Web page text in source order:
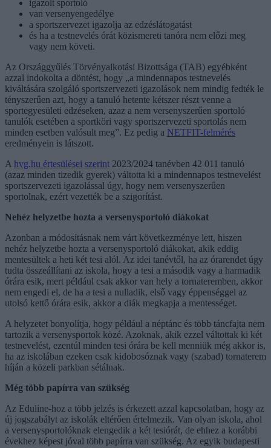
igazolt sportoló
van versenyengedélye
a sportszervezet igazolja az edzéslátogatást
és ha a testnevelés órát közismereti tanóra nem előzi meg
vagy nem követi.
Az Országgyűlés Törvényalkotási Bizottsága (TAB) egyébként
azzal indokolta a döntést, hogy „a mindennapos testnevelés
kiváltására szolgáló sportszervezeti igazolások nem mindig fedték le
tényszerűen azt, hogy a tanuló hetente kétszer részt venne a
sportegyesületi edzéseken, azaz a nem versenyszerűen sportoló
tanulók esetében a sportköri vagy sportszervezeti sportolás nem
minden esetben valósult meg”. Ez pedig a NETFIT-felmérés
eredményein is látszott.
A hvg.hu értesülései szerint 2023/2024 tanévben 42 011 tanuló
(azaz minden tizedik gyerek) váltotta ki a mindennapos testnevelést
sportszervezeti igazolással úgy, hogy nem versenyszerűen
sportolnak, ezért vezették be a szigorítást.
Nehéz helyzetbe hozta a versenysportoló diákokat
Azonban a módosításnak nem várt következménye lett, hiszen
nehéz helyzetbe hozta a versenysportoló diákokat, akik eddig
mentesültek a heti két tesi alól. Az idei tanévtől, ha az órarendet úgy
tudta összeállítani az iskola, hogy a tesi a második vagy a harmadik
órára esik, mert például csak akkor van hely a tornateremben, akkor
nem engedi el, de ha a tesi a nulladik, első vagy éppenséggel az
utolsó kettő órára esik, akkor a diák megkapja a mentességet.
A helyzetet bonyolítja, hogy például a néptánc és több táncfajta nem
tartozik a versenysportok közé. Azoknak, akik ezzel váltottak ki két
testnevelést, ezentúl minden tesi órára be kell menniük még akkor is,
ha az iskolában ezeken csak kidobosóznak vagy (szabad) tornaterem
híján a közeli parkban sétálnak.
Még több papírra van szükség
Az Eduline-hoz a több jelzés is érkezett azzal kapcsolatban, hogy az
új jogszabályt az iskolák eltérően értelmezik. Van olyan iskola, ahol
a versenysportolóknak elengedik a két tesiórát, de ehhez a korábbi
évekhez képest jóval több papírra van szükség. Az egyik budapesti